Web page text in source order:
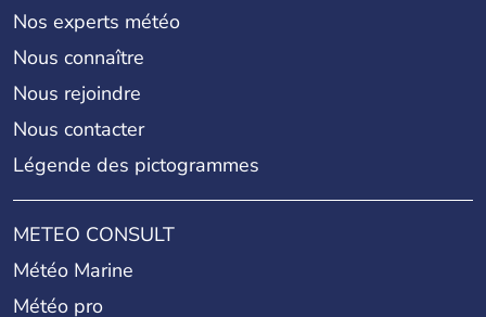
Nos experts météo
Nous connaître
Nous rejoindre
Nous contacter
Légende des pictogrammes
METEO CONSULT
Météo Marine
Météo pro